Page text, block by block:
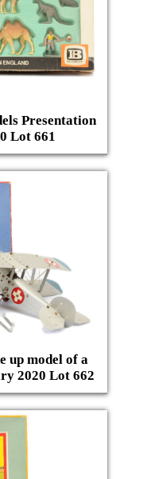
Presentation
Lot 661
up model of a
2020 Lot 662